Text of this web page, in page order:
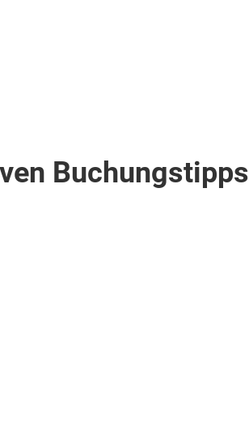
Buchungstipps